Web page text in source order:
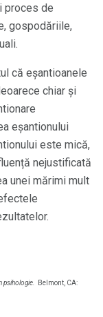
proces de
gospodăriile,
că eșantioanele
chiar și
eșantionului
este mică,
nejustificată
unei mărimi mult
psihologie. Belmont, CA: